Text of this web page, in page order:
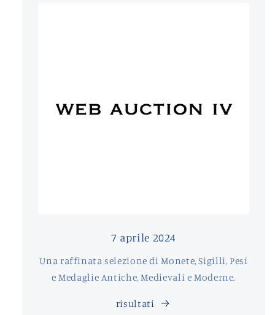
7 aprile 2024
Una raffinata selezione di Monete, Sigilli, Pesi
e Medaglie Antiche, Medievali e Moderne.
risultati